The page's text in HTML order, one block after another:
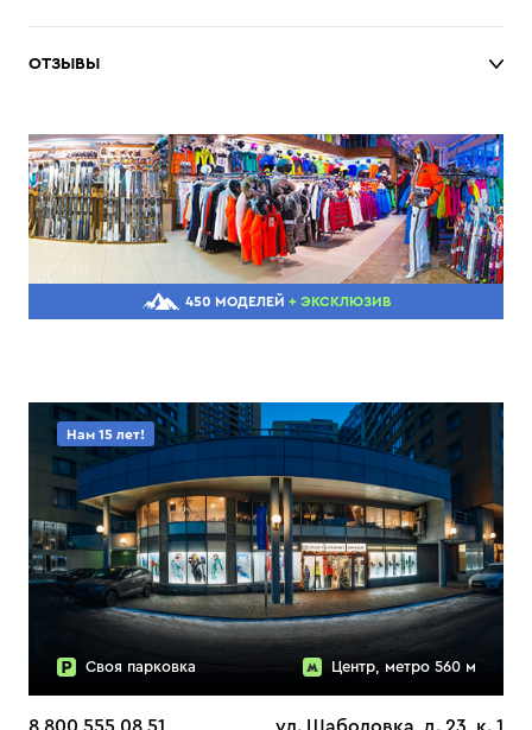
ОТЗЫВЫ
450 МОДЕЛЕЙ + ЭКСКЛЮЗИВ
Нам 15 лет!
Своя парковка Центр, метро 560 м